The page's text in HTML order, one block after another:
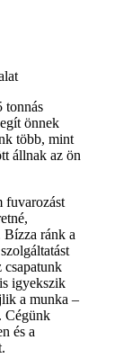
tonnás
önnek
több, mint
állnak az ön
fuvarozást
Bízza ránk a
csapatunk
igyekszik
a munka –
Cégünk
és a